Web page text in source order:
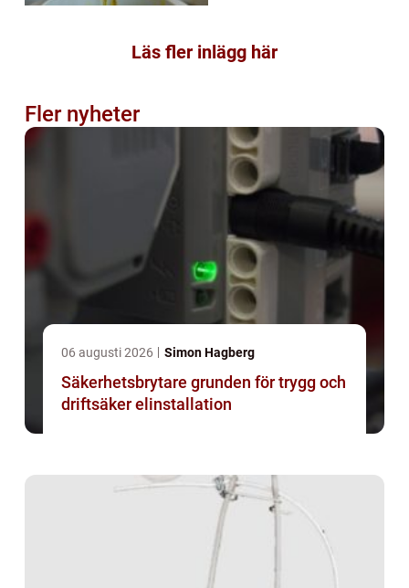
Läs fler inlägg här
Fler nyheter
06 augusti 2026 Simon Hagberg
Säkerhetsbrytare grunden för trygg och
driftsäker elinstallation